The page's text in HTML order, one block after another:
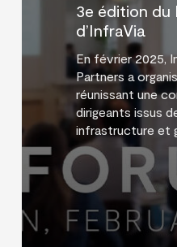
3e édition du
d’InfraVia
En février 2025,
Partners a
réunissant une
dirigeants issus
infrastructure et